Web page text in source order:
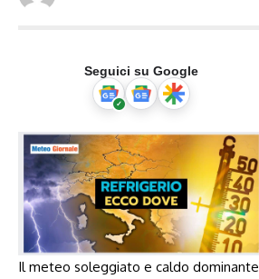
Seguici su Google
Il​ meteo soleggiato‍ e caldo dominante